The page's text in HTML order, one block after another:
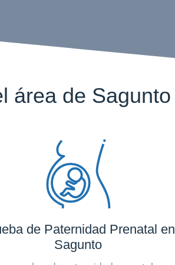
área de Sagunto
de Paternidad Prenatal en
Sagunto